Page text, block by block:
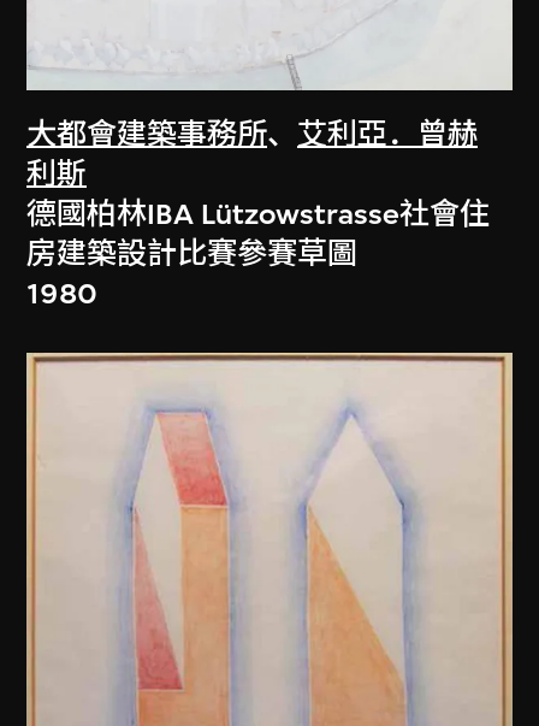
大都會建築事務所、 艾利亞．曾赫
利斯
德國柏林IBA Lützowstrasse社會住
房建築設計比賽參賽草圖
1980